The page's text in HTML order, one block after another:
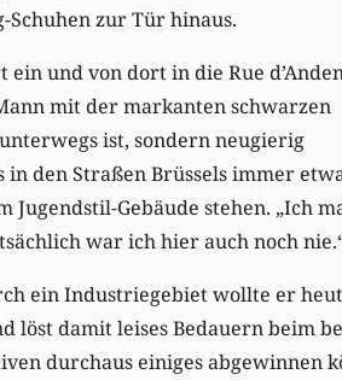
zur Tür hinaus.
und von dort in die Rue
mit der markanten schwarzen
ist, sondern neugierig
den Straßen Brüssels immer
Gebäude stehen. „Ich
war ich hier auch noch
ein Industriegebiet wollte er
löst damit leises Bedauern beim
durchaus einiges abgewinnen